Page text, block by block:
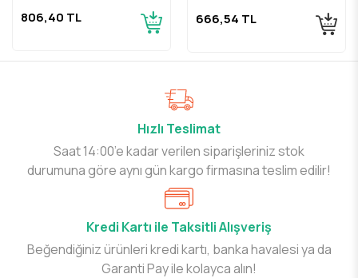
806,40 TL 666,54 TL
Hızlı Teslimat
Saat 14:00’e kadar verilen siparişleriniz stok
durumuna göre aynı gün kargo firmasına teslim edilir!
Kredi Kartı ile Taksitli Alışveriş
Beğendiğiniz ürünleri kredi kartı, banka havalesi ya da
Garanti Pay ile kolayca alın!